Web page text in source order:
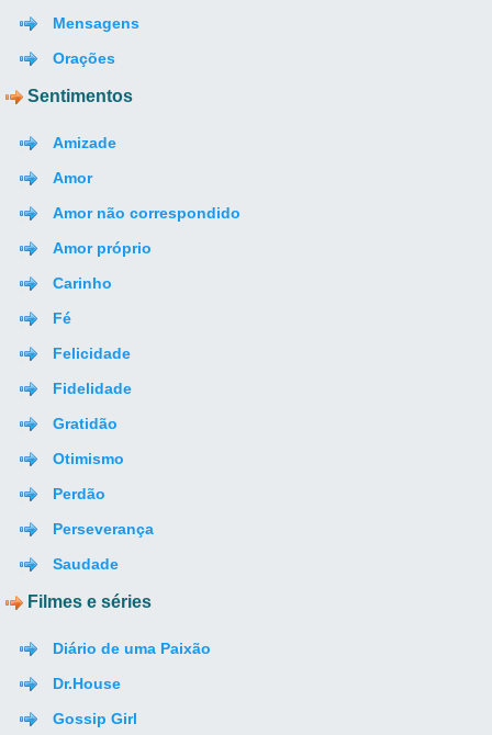
Mensagens
Orações
Sentimentos
Amizade
Amor
Amor não correspondido
Amor próprio
Carinho
Fé
Felicidade
Fidelidade
Gratidão
Otimismo
Perdão
Perseverança
Saudade
Filmes e séries
Diário de uma Paixão
Dr.House
Gossip Girl